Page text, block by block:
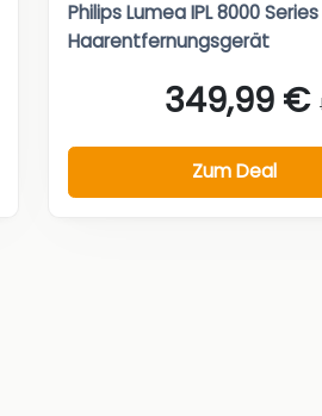
Philips Lumea IPL 8000 Series
Haarentfernungsgerät
349,99 €
Zum Deal